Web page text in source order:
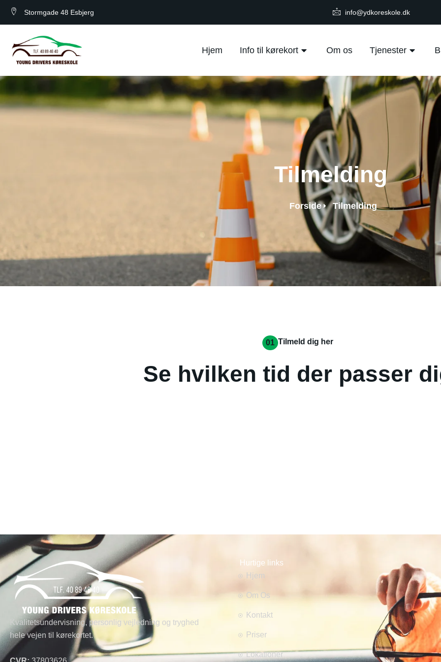
Stormgade 48 Esbjerg info@ydkoreskole.dk
Hjem Info til kørekort Om os Tjenester
Tilmelding
Forside Tilmelding
01 Tilmeld dig her
Se hvilken tid der passer
Kvalitetsundervisning, personlig vejledning og tryghed
hele vejen til kørekortet.
Hurtige links
Hjem
Om Os
Kontakt
Priser
Lokationer